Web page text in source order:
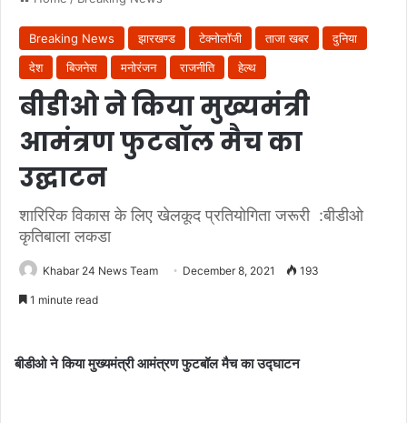
Breaking News झारखण्ड टेक्नोलॉजी ताजा खबर
दुनिया
देश
बिजनेस मनोरंजन राजनीति हेल्थ
बीडीओ ने किया मुख्यमंत्री
आमंत्रण फुटबॉल मैच का
उद्घाटन
शारिरिक विकास के लिए खेलकूद प्रतियोगिता जरूरी :बीडीओ
कृतिबाला लकडा
Khabar 24 News Team December 8, 2021 193
1 minute read
बीडीओ ने किया मुख्यमंत्री आमंत्रण फुटबॉल मैच का उद्घाटन